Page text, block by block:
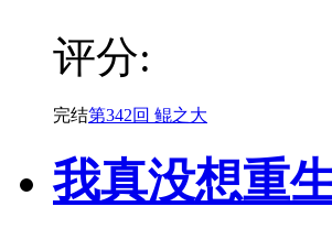
评分:
完结第342回 鲲之大
我真没想重